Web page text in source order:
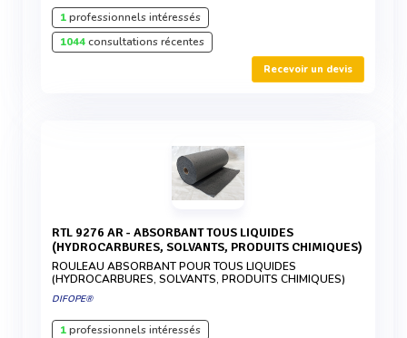
1professionnels intéressés
1044consultations récentes
Recevoir un devis
RTL 9276 AR - ABSORBANT TOUS LIQUIDES
(HYDROCARBURES, SOLVANTS, PRODUITS CHIMIQUES)
ROULEAU ABSORBANT POUR TOUS LIQUIDES
(HYDROCARBURES, SOLVANTS, PRODUITS CHIMIQUES)
DIFOPE®
1professionnels intéressés